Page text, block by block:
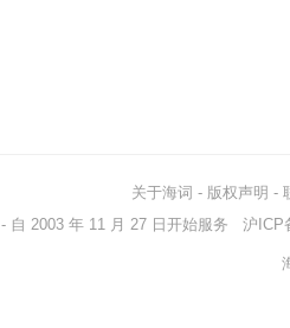
关于海词 - 版权声明 -
自 2003 年 11 月 27 日开始服务 沪ICP